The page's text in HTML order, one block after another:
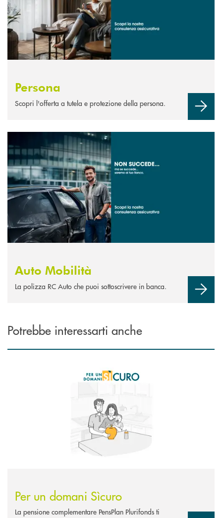
Persona
Scopri l'offerta a tutela e protezione della persona.
Scopri di più Auto Mobilità
Auto Mobilità
La polizza RC Auto che puoi sottoscrivere in banca.
Potrebbe interessarti anche
Per un domani Sìcuro
La pensione complementare PensPlan Plurifonds ti